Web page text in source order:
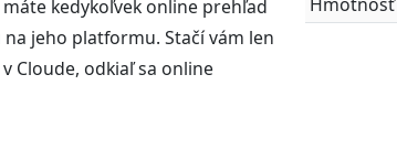
kedykoľvek online prehľad
jeho platformu. Stačí vám len
Cloude, odkiaľ sa online